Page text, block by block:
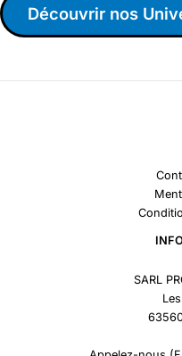
Découvrir nos
SARL